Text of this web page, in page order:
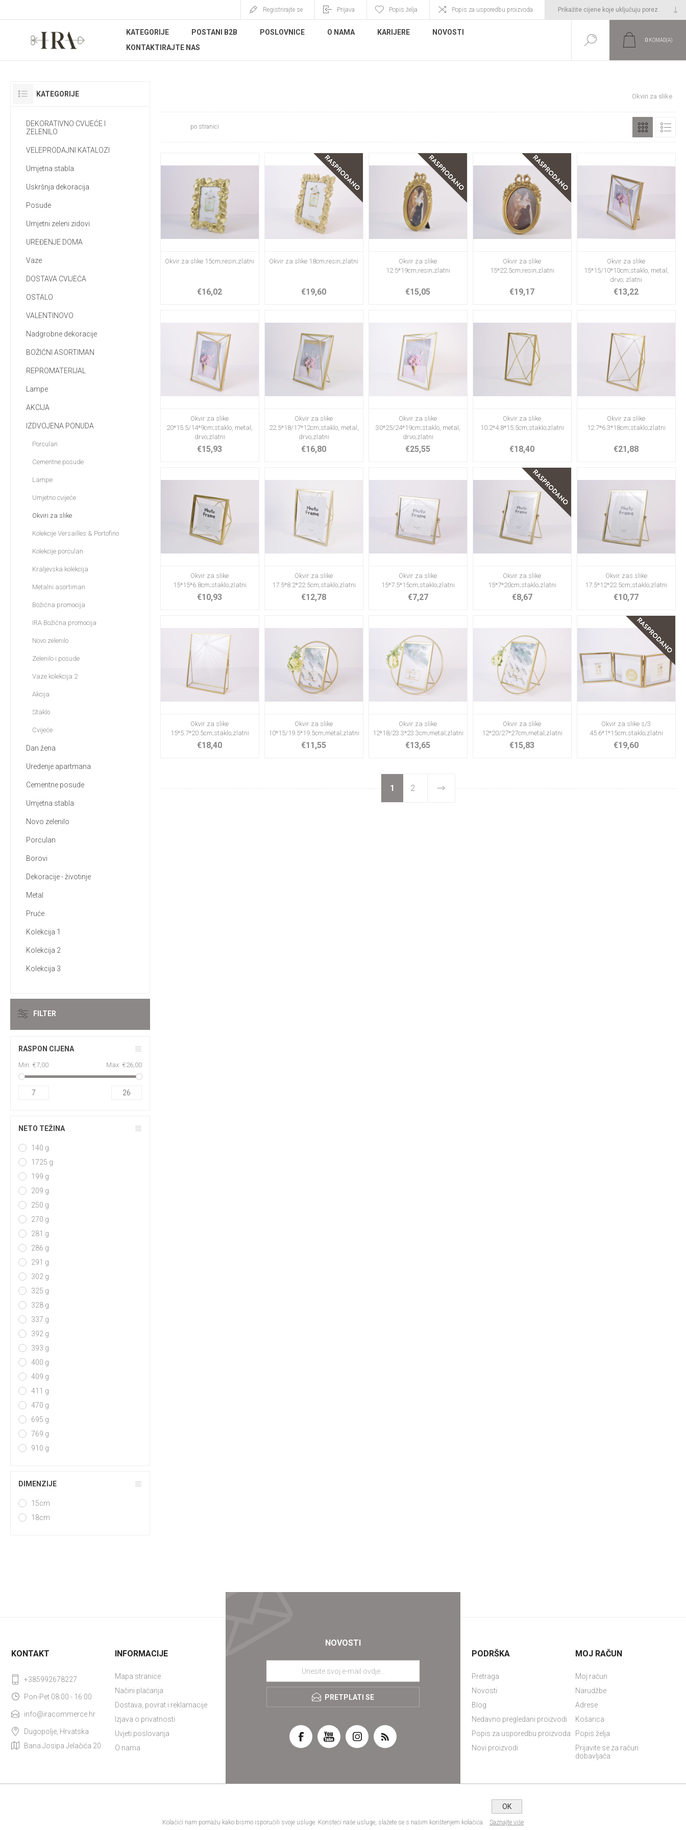
Registrirajte se Prijava Popis želja Popis za usporedbu proizvoda
KATEGORIJE POSTANI B2B POSLOVNICE O NAMA KARIJERE
NOVOSTI
KONTAKTIRAJTE NAS
0 KOMAD(A)
Okviri za slike
po stranici
Okvir za slike 15cm;resin;zlatni
€16,02
Okvir za slike 18cm;resin;zlatni
€19,60
Okvir za slike
12.5*19cm;resin;zlatni
€15,05
Okvir za slike
15*22.5cm;resin;zlatni
€19,17
Okvir za slike
15*15/10*10cm;staklo, metal,
drvo; zlatni
€13,22
Okvir za slike
20*15.5/14*9cm;staklo, metal,
drvo;zlatni
€15,93
Okvir za slike
22.5*18/17*12cm;staklo, metal,
drvo;zlatni
€16,80
Okvir za slike
30*25/24*19cm;staklo, metal,
drvo;zlatni
€25,55
Okvir za slike
10.2*4.8*15.5cm;staklo;zlatni
€18,40
Okvir za slike
12.7*6.3*18cm;staklo;zlatni
€21,88
Okvir za slike
15*15*6.8cm;staklo;zlatni
€10,93
Okvir za slike
17.5*8.2*22.5cm;staklo;zlatni
€12,78
Okvir za slike
15*7.5*15cm;staklo;zlatni
€7,27
Okvir za slike
15*7*20cm;staklo;zlatni
€8,67
Okvir zas slike
17.5*12*22.5cm;staklo;zlatni
€10,77
Okvir za slike
15*5.7*20.5cm;staklo;zlatni
€18,40
Okvir za slike
10*15/19.5*19.5cm;metal;zlatni
€11,55
Okvir za slike
12*18/23.3*23.3cm;metal;zlatni
€13,65
Okvir za slike
12*20/27*27cm;metal;zlatni
€15,83
Okvir za slike s/3
45.6*1*15cm;staklo;zlatni
€19,60
1 2
KATEGORIJE
DEKORATIVNO CVIJEĆE I
ZELENILO
VELEPRODAJNI KATALOZI
Umjetna stabla
Uskršnja dekoracija
Posude
Umjetni zeleni zidovi
UREĐENJE DOMA
Vaze
DOSTAVA CVIJEĆA
OSTALO
VALENTINOVO
Nadgrobne dekoracije
BOŽIĆNI ASORTIMAN
REPROMATERIJAL
Lampe
AKCIJA
IZDVOJENA PONUDA
Porculan
Cementne posude
Lampe
Umjetno cvijeće
Okviri za slike
Kolekcije Versailles & Portofino
Kolekcije porculan
Kraljevska kolekcija
Metalni asortiman
Božićna promocija
IRA Božićna promocija
Novo zelenilo
Zelenilo i posude
Vaze kolekcija 2
Akcija
Staklo
Cvijeće
Dan žena
Uredenje apartmana
Cementne posude
Umjetna stabla
Novo zelenilo
Porculan
Borovi
Dekoracije - životinje
Metal
Pruće
Kolekcija 1
Kolekcija 2
Kolekcija 3
FILTER
RASPON CIJENA
Min: €7,00 Max: €26,00
7 26
NETO TEŽINA
140 g
1725 g
199 g
209 g
250 g
270 g
281 g
286 g
291 g
302 g
325 g
328 g
337 g
392 g
393 g
400 g
409 g
411 g
470 g
695 g
769 g
910 g
DIMENZIJE
15cm
18cm
NOVOSTI
PRETPLATI SE
KONTAKT
+385992678227
Pon-Pet 08:00 - 16:00
info@iracommerce.hr
Dugopolje, Hrvatska
Bana Josipa Jelačića 20
INFORMACIJE
Mapa stranice
Načini plaćanja
Dostava, povrat i reklamacije
Izjava o privatnosti
Uvjeti poslovanja
O nama
PODRŠKA
Pretraga
Novosti
Blog
Nedavno pregledani proizvodi
Popis za usporedbu proizvoda
Novi proizvodi
MOJ RAČUN
Moj račun
Narudžbe
Adrese
Košarica
Popis želja
Prijavite se za račun
dobavljača
Kolačići nam pomažu kako bismo isporučili svoje usluge. Koristeći naše usluge, slažete se s našim korištenjem kolačića.
OK
Saznajte više